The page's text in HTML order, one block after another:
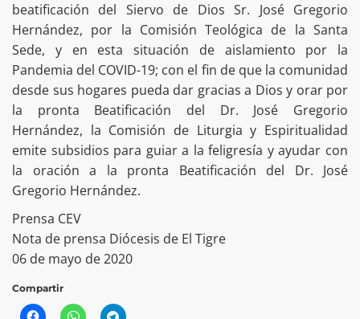
beatificación del Siervo de Dios Sr. José Gregorio
Hernández, por la Comisión Teológica de la Santa
Sede, y en esta situación de aislamiento por la
Pandemia del COVID-19; con el fin de que la comunidad
desde sus hogares pueda dar gracias a Dios y orar por
la pronta Beatificación del Dr. José Gregorio
Hernández, la Comisión de Liturgia y Espiritualidad
emite subsidios para guiar a la feligresía y ayudar con
la oración a la pronta Beatificación del Dr. José
Gregorio Hernández.
Prensa CEV
Nota de prensa Diócesis de El Tigre
06 de mayo de 2020
Compartir